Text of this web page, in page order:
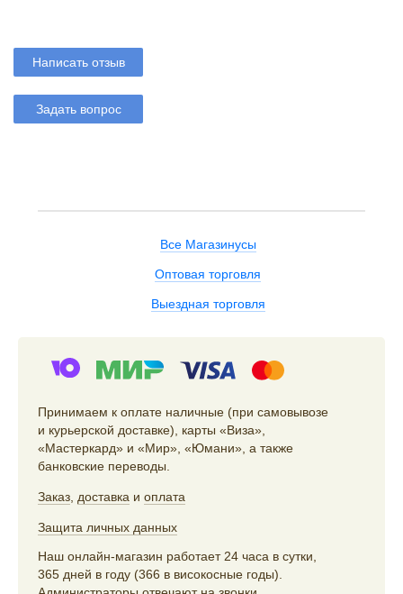
Написать отзыв
Задать вопрос
Все Магазинусы
Оптовая торговля
Выездная торговля
Принимаем к оплате наличные (при самовывозе
и курьерской доставке), карты «Виза»,
«Мастеркард» и «Мир», «Юмани», а также
банковские переводы.
Заказ, доставка и оплата
Защита личных данных
Наш онлайн-магазин работает 24 часа в сутки,
365 дней в году (366 в високосные годы).